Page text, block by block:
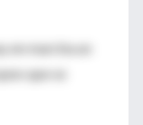
en marcha un
que se